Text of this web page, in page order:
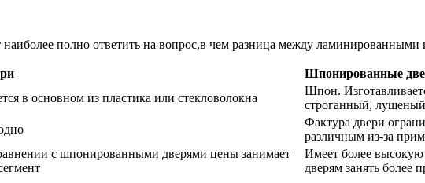
полно ответить на вопрос,в чем разница между
Шпонированные
в основном из пластика или стекловолокна
Шпон.
строганный,
Фактура двери
различным из-за
с шпонированными дверями цены занимает
Имеет более высокую
дверям занять более